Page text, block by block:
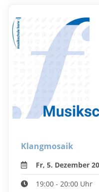
Klangmosaik
Fr, 5. Dezember
19:00 - 20:00 Uhr